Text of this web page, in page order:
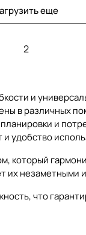
еще
2
и
в различных
и
удобство
который
незаметными
что